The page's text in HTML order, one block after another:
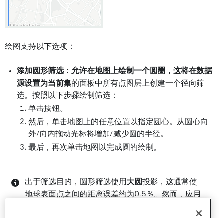
绘图支持以下选项：
添加圆形筛选： 允许在地图上绘制一个圆圈，这将在数据
源设置为当前集的面板中所有点图层上创建一个径向筛
选。按照以下步骤绘制筛选：
单击按钮。
然后，单击地图上的任意位置以指定圆心。从圆心向
外/向内拖动光标将增加/减少圆的半径。
最后，再次单击地图以完成圆的绘制。
出于筛选目的，圆形筛选使用 大圆投影，这通常使
地球表面点之间的距离误差约为0.5％。然而，应用